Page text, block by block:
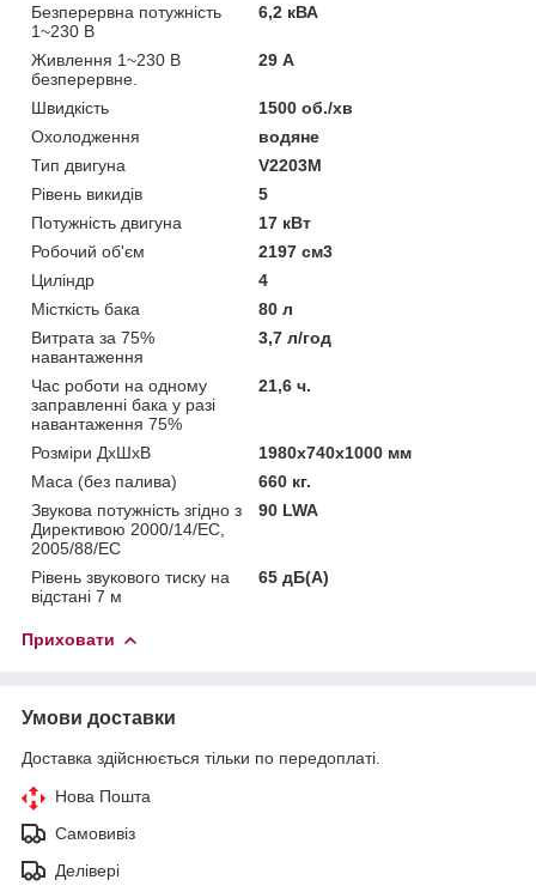
Безперервна потужність
1~230 В
6,2 кВА
Живлення 1~230 В
безперервне.
29 А
Швидкість
1500 об./хв
Охолодження
водяне
Тип двигуна
V2203M
Рівень викидів
5
Потужність двигуна
17 кВт
Робочий об'єм
2197 см3
Циліндр
4
Місткість бака
80 л
Витрата за 75%
навантаження
3,7 л/год
Час роботи на одному
заправленні бака у разі
навантаження 75%
21,6 ч.
Розміри ДхШхВ
1980x740x1000 мм
Маса (без палива)
660 кг.
Звукова потужність згідно з
Директивою 2000/14/EC,
2005/88/EC
90 LWA
Рівень звукового тиску на
відстані 7 м
65 дБ(А)
Приховати
Умови доставки
Доставка здійснюється тільки по передоплаті.
Нова Пошта
Самовивіз
Делівері